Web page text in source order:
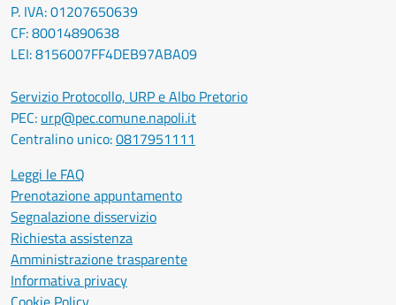
P. IVA: 01207650639
CF: 80014890638
LEI: 8156007FF4DEB97ABA09
Servizio Protocollo, URP e Albo Pretorio
PEC: urp@pec.comune.napoli.it
Centralino unico:0817951111
Leggi le FAQ
Prenotazione appuntamento
Segnalazione disservizio
Richiesta assistenza
Amministrazione trasparente
Informativa privacy